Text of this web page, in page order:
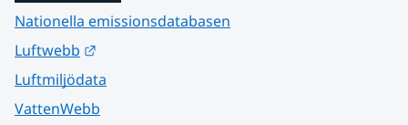
Nationella emissionsdatabasen
Luftwebb
Luftmiljödata
VattenWebb